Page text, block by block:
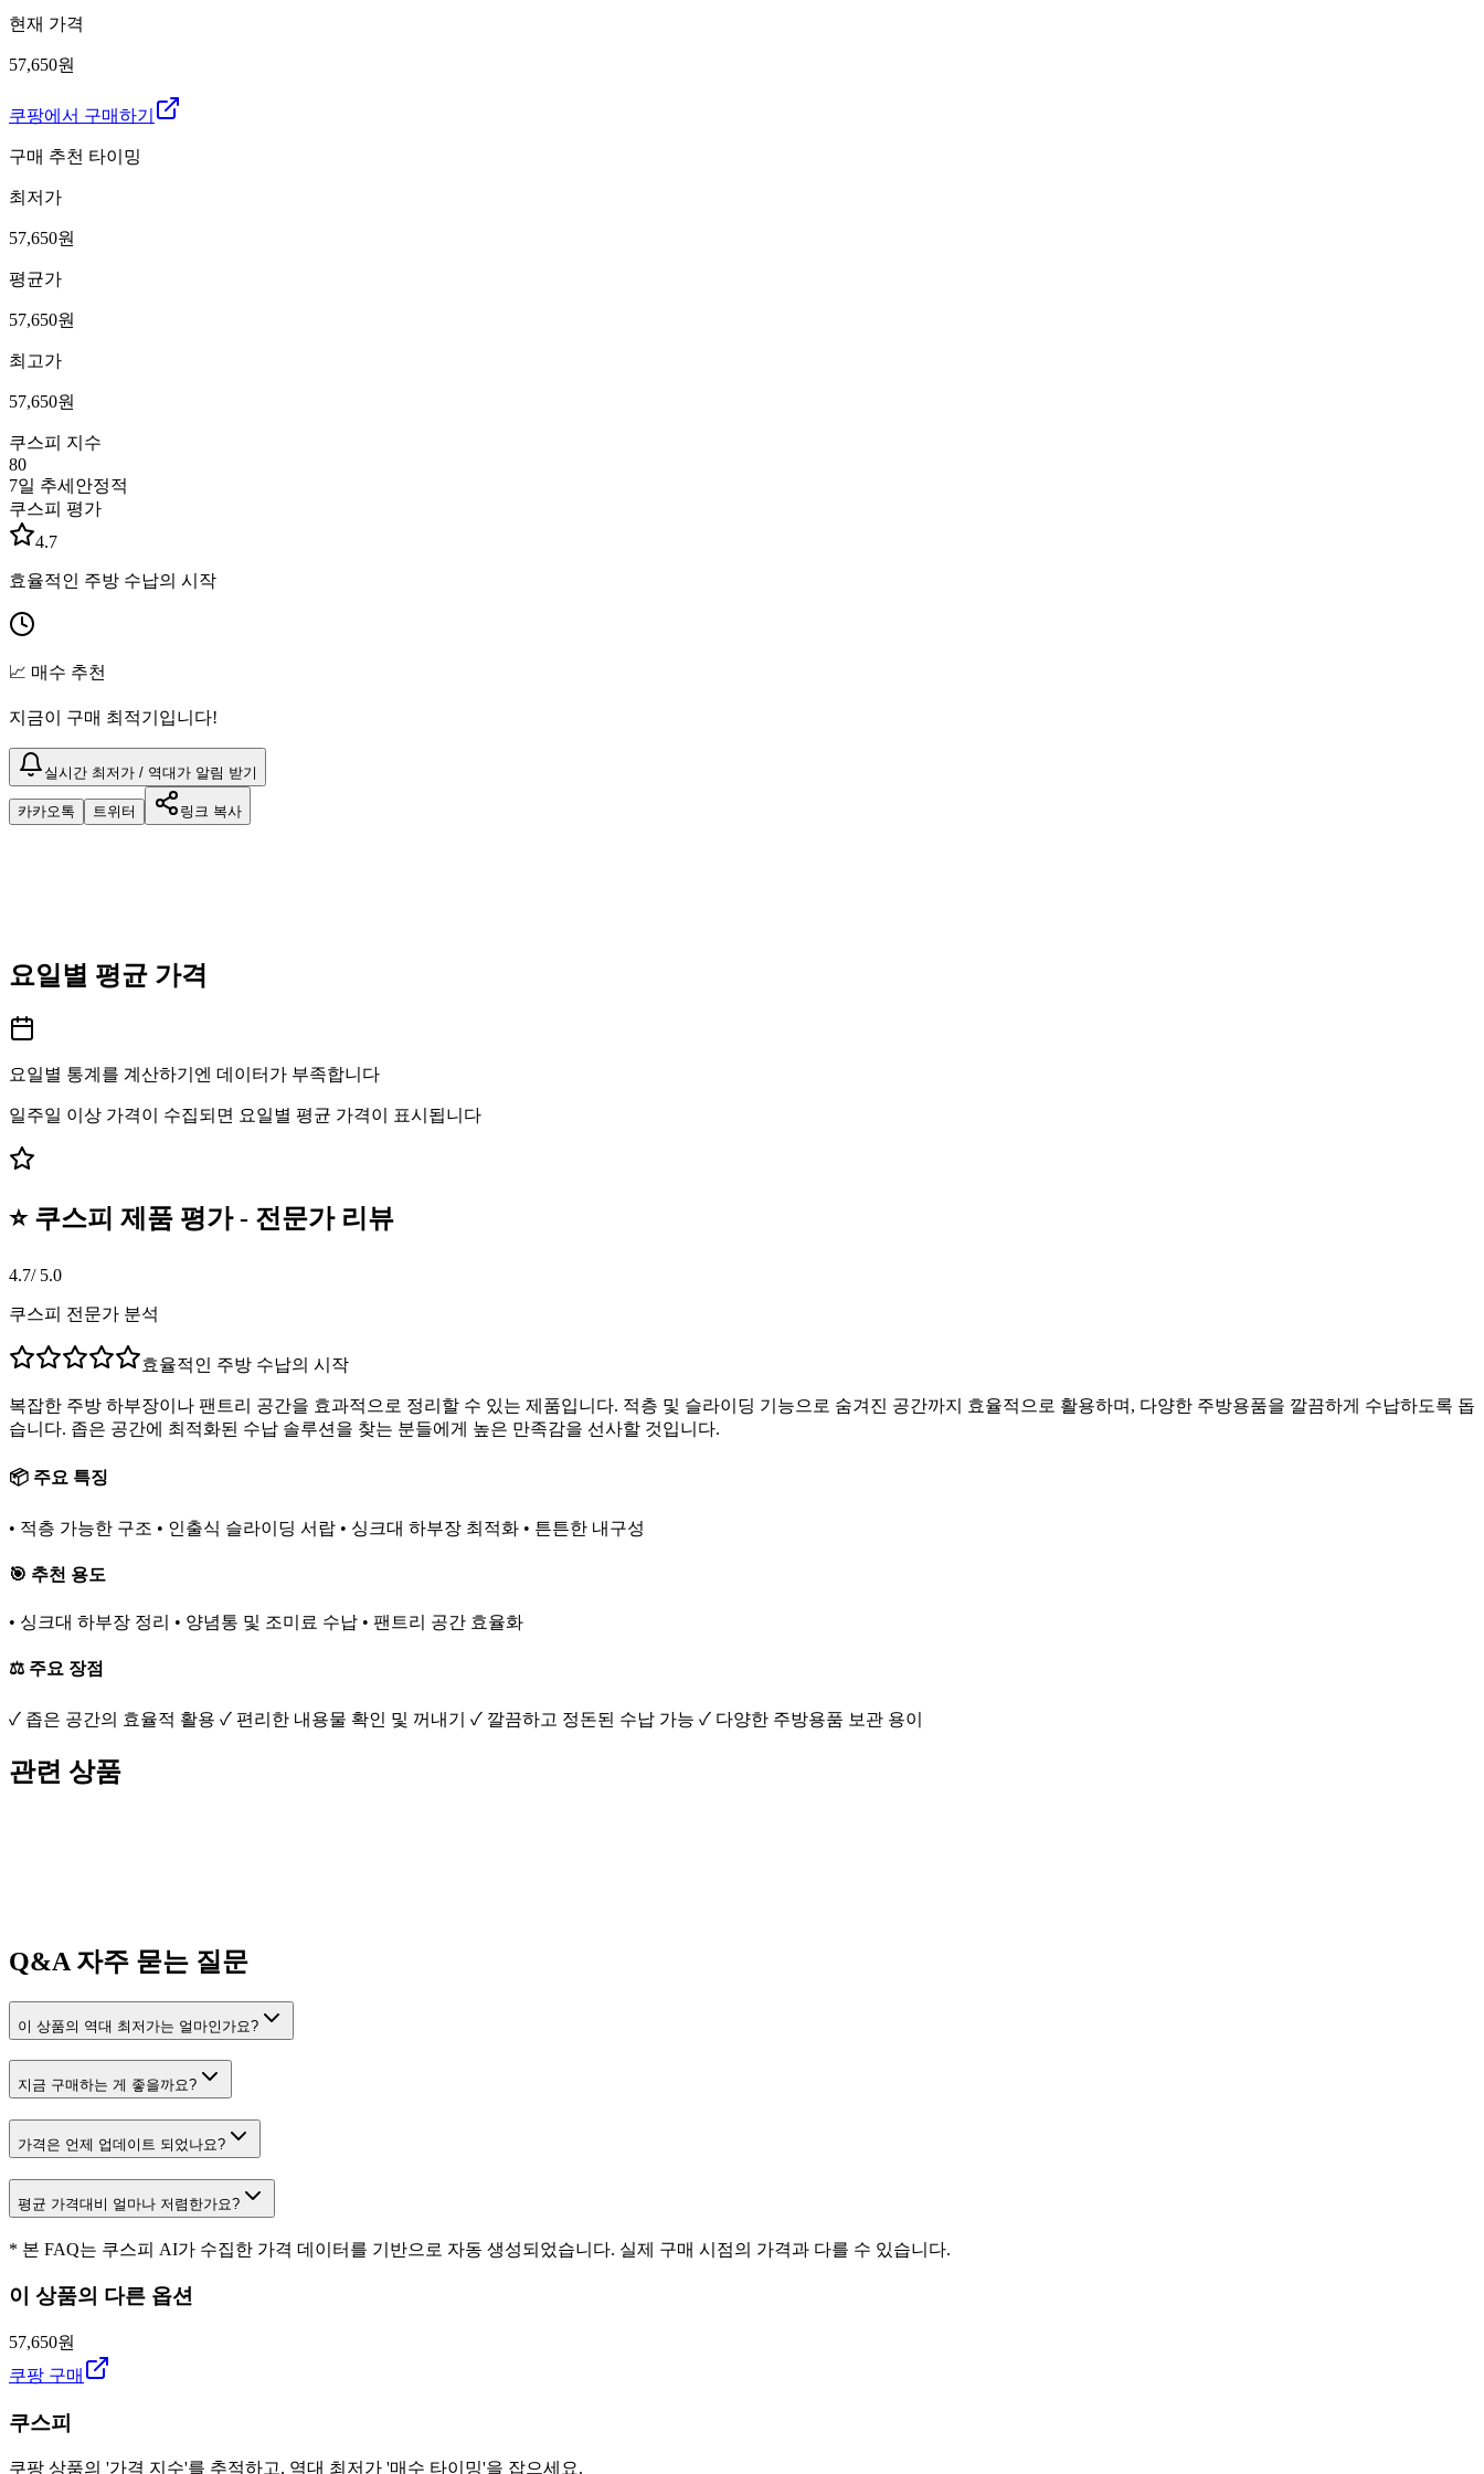
현재 가격
57,650원
쿠팡에서 구매하기
구매 추천 타이밍
최저가
57,650원
평균가
57,650원
최고가
57,650원
쿠스피 지수
80
7일 추세 안정적
쿠스피 평가
4.7
효율적인 주방 수납의 시작
📈 매수 추천
지금이 구매 최적기입니다!
실시간 최저가 / 역대가 알림 받기
카카오톡 트위터 링크 복사
요일별 평균 가격
요일별 통계를 계산하기엔 데이터가 부족합니다
일주일 이상 가격이 수집되면 요일별 평균 가격이 표시됩니다
⭐ 쿠스피 제품 평가 - 전문가 리뷰
4.7/ 5.0
쿠스피 전문가 분석
효율적인 주방 수납의 시작
복잡한 주방 하부장이나 팬트리 공간을 효과적으로 정리할 수 있는 제품입니다. 적층 및 슬라이딩 기능으로 숨겨진 공간까지 효율적으로 활용하며, 다양한 주방용품을 깔끔하게 수납하도록 돕
습니다. 좁은 공간에 최적화된 수납 솔루션을 찾는 분들에게 높은 만족감을 선사할 것입니다.
📦 주요 특징
• 적층 가능한 구조 • 인출식 슬라이딩 서랍 • 싱크대 하부장 최적화 • 튼튼한 내구성
🎯 추천 용도
• 싱크대 하부장 정리 • 양념통 및 조미료 수납 • 팬트리 공간 효율화
⚖️ 주요 장점
✓ 좁은 공간의 효율적 활용 ✓ 편리한 내용물 확인 및 꺼내기 ✓ 깔끔하고 정돈된 수납 가능 ✓ 다양한 주방용품 보관 용이
관련 상품
Q&A 자주 묻는 질문
이 상품의 역대 최저가는 얼마인가요?
지금 구매하는 게 좋을까요?
가격은 언제 업데이트 되었나요?
평균 가격대비 얼마나 저렴한가요?
* 본 FAQ는 쿠스피 AI가 수집한 가격 데이터를 기반으로 자동 생성되었습니다. 실제 구매 시점의 가격과 다를 수 있습니다.
이 상품의 다른 옵션
57,650원
쿠팡 구매
쿠스피
쿠팡 상품의 '가격 지수'를 추적하고, 역대 최저가 '매수 타이밍'을 잡으세요.